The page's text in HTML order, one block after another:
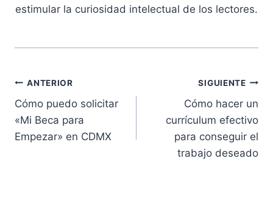
estimular la curiosidad intelectual de los lectores.
Navegación
de
entradas
ANTERIOR
Cómo puedo solicitar
«Mi Beca para
Empezar» en CDMX
SIGUIENTE
Cómo hacer un
currículum efectivo
para conseguir el
trabajo deseado